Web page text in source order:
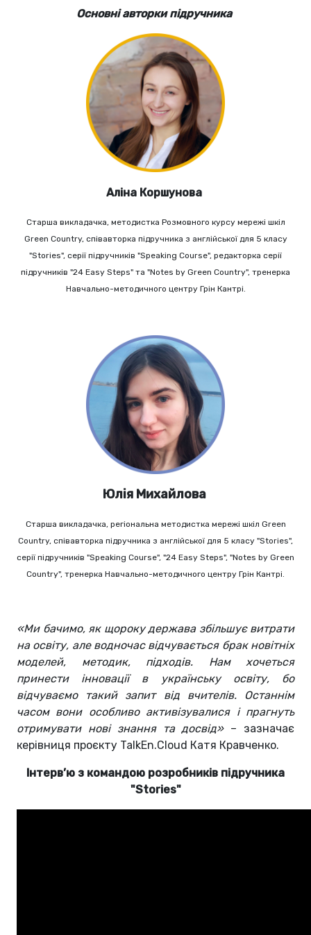
Основні авторки підручника
Аліна Коршунова
Старша викладачка, методистка Розмовного курсу мережі шкіл
Green Country, співавторка підручника з англійської для 5 класу
"Stories", серії підручників "Speaking Course", редакторка серії
підручників "24 Easy Steps" та "Notes by Green Country", тренерка
Навчально-методичного центру Грін Кантрі.
Юлія Михайлова
Старша викладачка, регіональна методистка мережі шкіл Green
Country, співавторка підручника з англійської для 5 класу "Stories",
серії підручників "Speaking Course", "24 Easy Steps", "Notes by Green
Country", тренерка Навчально-методичного центру Грін Кантрі.
«‎Ми бачимо, як щороку держава збільшує витрати
на освіту, але водночас відчувається брак новітніх
моделей, методик, підходів. Нам хочеться
принести інновації в українську освіту, бо
відчуваємо такий запит від вчителів. Останнім
часом вони особливо активізувалися і прагнуть
отримувати нові знання та досвід»– зазначає
керівниця проєкту TalkEn.Cloud Катя Кравченко.
Інтерв’ю з командою розробників підручника
"Stories"